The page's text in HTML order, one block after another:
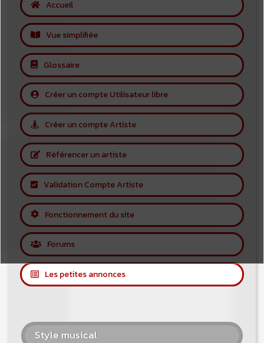
Accueil
Vue simplifiée
Glossaire
Créer un compte Utilisateur libre
Créer un compte Artiste
Référencer un artiste
Validation Compte Artiste
Fonctionnement du site
Forums
Les petites annonces
Style musical